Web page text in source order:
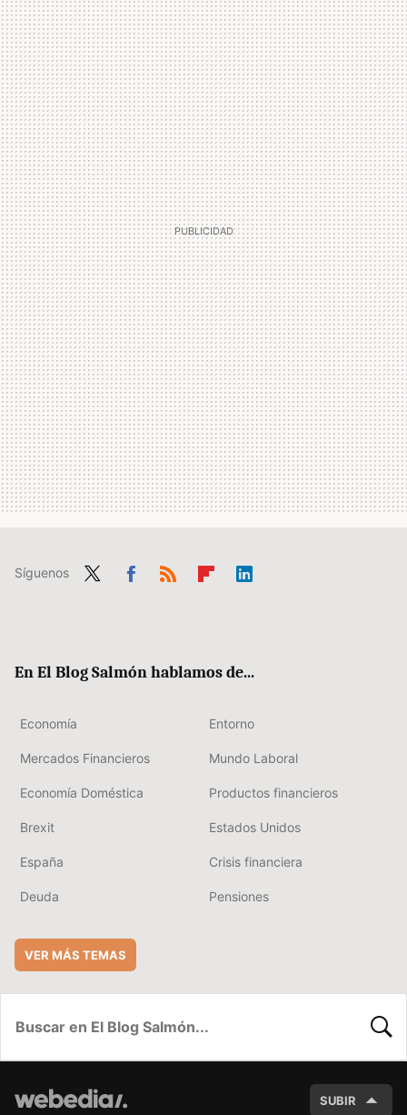
Síguenos
En El Blog Salmón hablamos de...
Economía Entorno
Mercados Financieros Mundo Laboral
Economía Doméstica Productos financieros
Brexit Estados Unidos
España Crisis financiera
Deuda Pensiones
VER MÁS TEMAS
SUBIR